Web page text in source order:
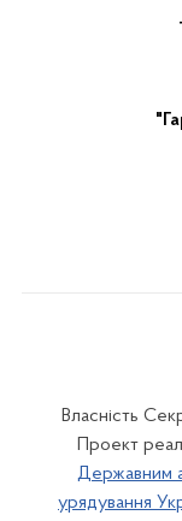
Власність
Проект
Державним
урядування